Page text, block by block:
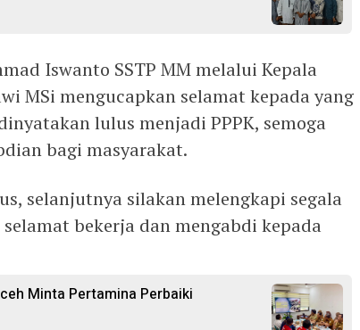
Iswanto SSTP MM melalui Kepala
MSi mengucapkan selamat kepada yang
lulus menjadi PPPK, semoga
bagi masyarakat.
selanjutnya silakan melengkapi segala
bekerja dan mengabdi kepada
Minta Pertamina Perbaiki